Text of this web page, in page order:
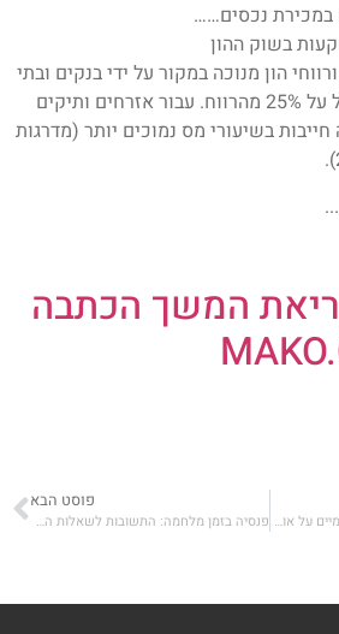
נכסים……
בשוק ההון
הון מנוכה במקור על ידי בנקים ובתי
השקעות ועומד בדרך כלל על 25% מהרווח. עבור אזרחים ותיקים
אלה חייבות בשיעורי מס נמוכים יותר (מדרגות
המשך הכתבה
בטוחים שאתם לא משלמים פעמיים על אותו ביטוח? כך תבדקו
פוסט הבא
פנסיה בזמן מלחמה: התשובות לשאלות הקשות ביותר